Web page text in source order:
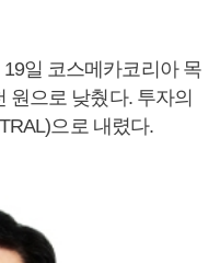
일 코스메카코리아 목
원으로 낮췄다. 투자의
으로 내렸다.